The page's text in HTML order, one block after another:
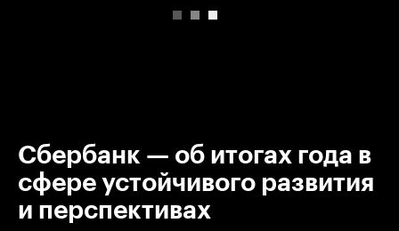
Сбербанк — об итогах года в
сфере устойчивого развития
и перспективах